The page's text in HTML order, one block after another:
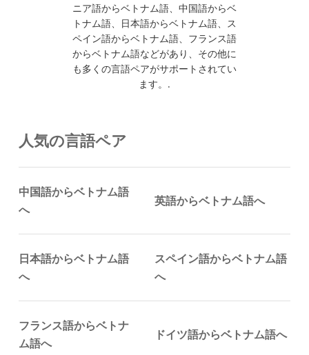
ニア語からベトナム語、中国語からベ
トナム語、日本語からベトナム語、ス
ペイン語からベトナム語、フランス語
からベトナム語などがあり、その他に
も多くの言語ペアがサポートされてい
ます。.
人気の言語ペア
中国語からベトナム語
へ
英語からベトナム語へ
日本語からベトナム語
へ
スペイン語からベトナム語
へ
フランス語からベトナ
ム語へ
ドイツ語からベトナム語へ